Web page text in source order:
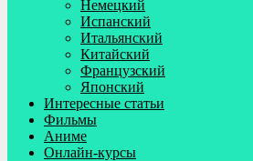
Немецкий
Испанский
Итальянский
Китайский
Французский
Японский
Интересные статьи
Фильмы
Аниме
Онлайн-курсы